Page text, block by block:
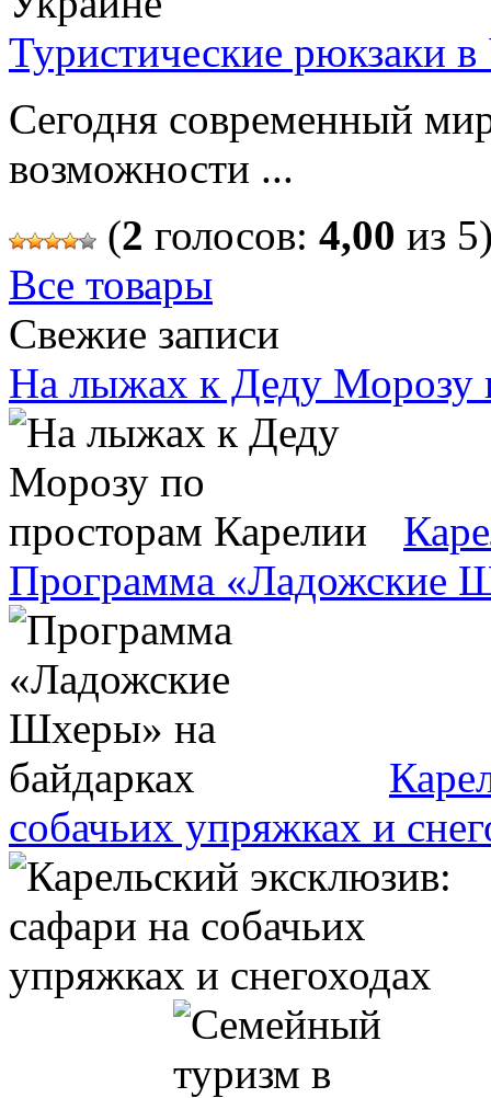
Туристические рюкзаки
Сегодня современный
возможности ...
(2 голосов: 4,00 из
Все товары
Свежие записи
На лыжах к Деду Морозу
Программа «Ладожские
собачьих упряжках и